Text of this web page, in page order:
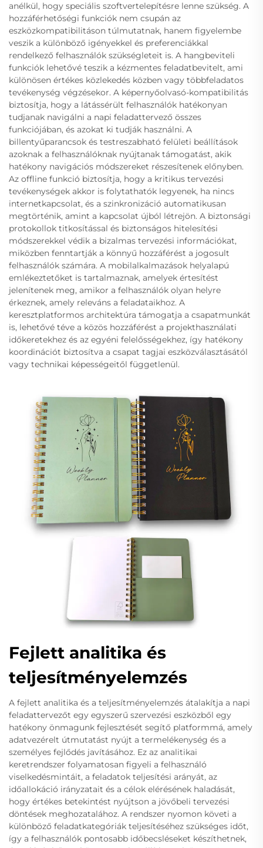
anélkül, hogy speciális szoftvertelepítésre lenne szükség. A
hozzáférhetőségi funkciók nem csupán az
eszközkompatibilitáson túlmutatnak, hanem figyelembe
veszik a különböző igényekkel és preferenciákkal
rendelkező felhasználók szükségleteit is. A hangbeviteli
funkciók lehetővé teszik a kézmentes feladatbevitelt, ami
különösen értékes közlekedés közben vagy többfeladatos
tevékenység végzésekor. A képernyőolvasó-kompatibilitás
biztosítja, hogy a látássérült felhasználók hatékonyan
tudjanak navigálni a napi feladattervező összes
funkciójában, és azokat ki tudják használni. A
billentyűparancsok és testreszabható felületi beállítások
azoknak a felhasználóknak nyújtanak támogatást, akik
hatékony navigációs módszereket részesítenek előnyben.
Az offline funkció biztosítja, hogy a kritikus tervezési
tevékenységek akkor is folytathatók legyenek, ha nincs
internetkapcsolat, és a szinkronizáció automatikusan
megtörténik, amint a kapcsolat újból létrejön. A biztonsági
protokollok titkosítással és biztonságos hitelesítési
módszerekkel védik a bizalmas tervezési információkat,
miközben fenntartják a könnyű hozzáférést a jogosult
felhasználók számára. A mobilalkalmazások helyalapú
emlékeztetőket is tartalmaznak, amelyek értesítést
jelenítenek meg, amikor a felhasználók olyan helyre
érkeznek, amely releváns a feladataikhoz. A
keresztplatformos architektúra támogatja a csapatmunkát
is, lehetővé téve a közös hozzáférést a projekthasználati
időkeretekhez és az egyéni felelősségekhez, így hatékony
koordinációt biztosítva a csapat tagjai eszközválasztásától
vagy technikai képességeitől függetlenül.
Fejlett analitika és
teljesítményelemzés
A fejlett analitika és a teljesítményelemzés átalakítja a napi
feladattervezőt egy egyszerű szervezési eszközből egy
hatékony önmagunk fejlesztését segítő platformmá, amely
adatvezérelt útmutatást nyújt a termelékenység és a
személyes fejlődés javításához. Ez az analitikai
keretrendszer folyamatosan figyeli a felhasználó
viselkedésmintáit, a feladatok teljesítési arányát, az
időallokáció irányzatait és a célok elérésének haladását,
hogy értékes betekintést nyújtson a jövőbeli tervezési
döntések meghozatalához. A rendszer nyomon követi a
különböző feladatkategóriák teljesítéséhez szükséges időt,
így a felhasználók pontosabb időbecsléseket készíthetnek,